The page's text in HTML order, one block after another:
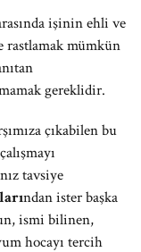
işinin ehli ve
rastlamak mümkün
gereklidir.
çıkabilen bu
tavsiye
ndan ister başka
ismi bilinen,
hocayı tercih